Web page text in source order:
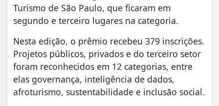
Turismo de São Paulo, que ficaram em
segundo e terceiro lugares na categoria.
Nesta edição, o prêmio recebeu 379 inscrições.
Projetos públicos, privados e do terceiro setor
foram reconhecidos em 12 categorias, entre
elas governança, inteligência de dados,
afroturismo, sustentabilidade e inclusão social.